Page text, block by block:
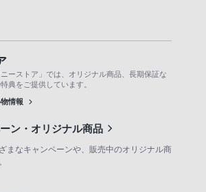
ーストア」では、オリジナル商品、長期保証な
典をご提供しています。
情報
ン・オリジナル商品
まなキャンペーンや、販売中のオリジナル商